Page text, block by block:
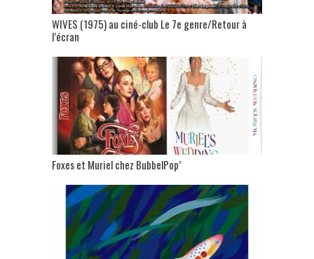
WIVES (1975) au ciné-club Le 7e genre/Retour à
l’écran
Foxes et Muriel chez BubbelPop’